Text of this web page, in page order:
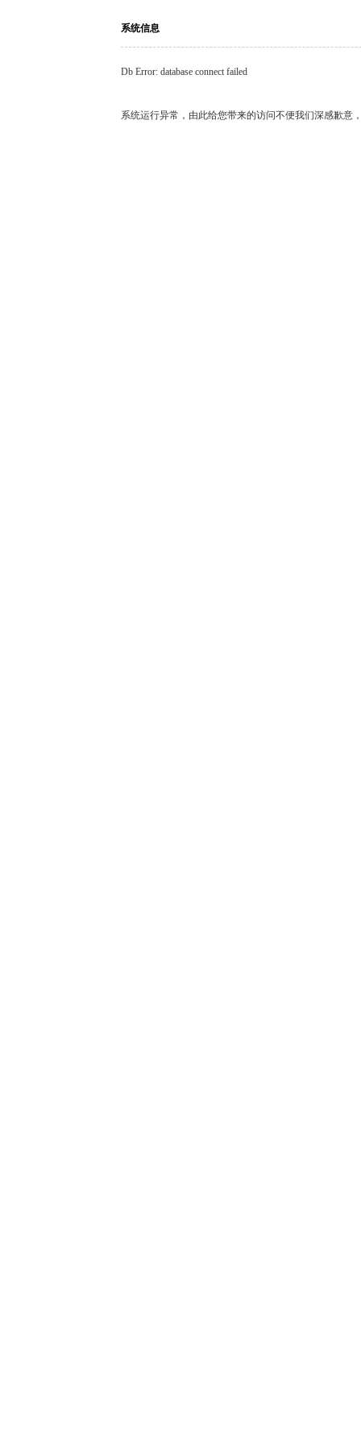
系统信息
Db Error: database connect failed
系统运行异常，由此给您带来的访问不便我们深感歉意